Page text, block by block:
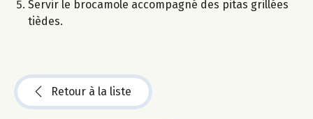
Servir le brocamole accompagné des pitas grillées
tièdes.
Retour à la liste